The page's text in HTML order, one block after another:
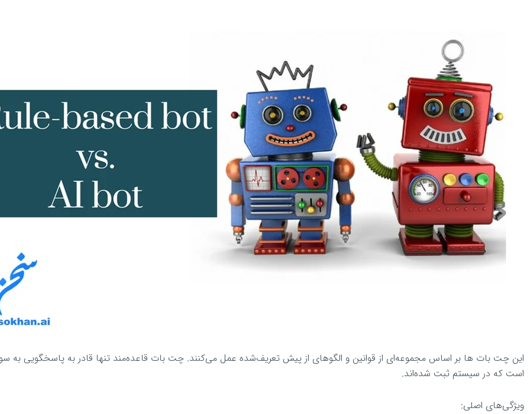
این چت بات‌ ها بر اساس مجموعه‌ای از قوانین و الگوهای از پیش تعریف‌شده عمل می‌کنند. چت بات قاعده‌مند تنها قادر به پاسخگویی به
است که در سیستم ثبت شده‌اند.
ویژگی‌های اصلی: